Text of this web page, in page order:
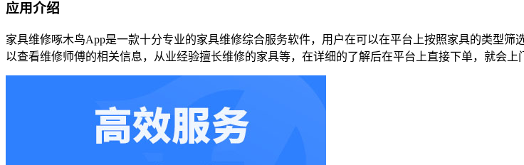
应用介绍
家具维修啄木鸟App是一款十分专业的家具维修综合服务软件，用户在可以在平台上按照家具的类型
以查看维修师傅的相关信息，从业经验擅长维修的家具等，在详细的了解后在平台上直接下单，就会上